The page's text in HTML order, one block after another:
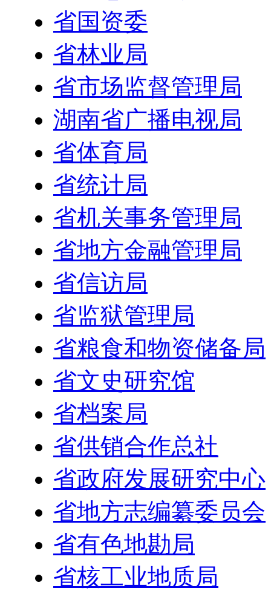
省国资委
省林业局
省市场监督管理局
湖南省广播电视局
省体育局
省统计局
省机关事务管理局
省地方金融管理局
省信访局
省监狱管理局
省粮食和物资储备局
省文史研究馆
省档案局
省供销合作总社
省政府发展研究中心
省地方志编纂委员会
省有色地勘局
省核工业地质局